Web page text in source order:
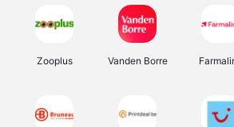
Zooplus Vanden Borre